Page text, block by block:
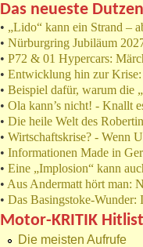
Das neueste
• „Lido“ kann ein Strand –
• Nürburgring Jubiläum
• P72 & 01 Hypercars:
• Entwicklung hin zur
• Beispiel dafür, warum die
• Ola kann’s nicht! - Knallt
• Die heile Welt des
• Wirtschaftskrise? - Wenn
• Informationen Made in
• Eine „Implosion“ kann
• Aus Andermatt hört man:
• Das Basingstoke-
Motor-KRITIK
Die meisten Aufrufe